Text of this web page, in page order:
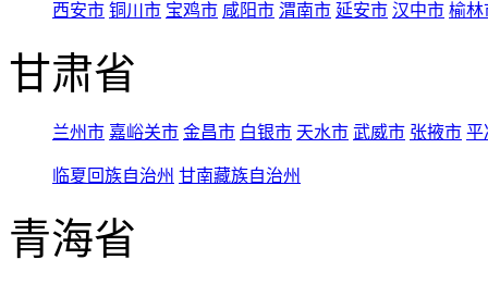
西安市 铜川市 宝鸡市 咸阳市 渭南市 延安市 汉中市 榆林
甘肃省
兰州市 嘉峪关市 金昌市 白银市 天水市 武威市 张掖市 平
临夏回族自治州 甘南藏族自治州
青海省